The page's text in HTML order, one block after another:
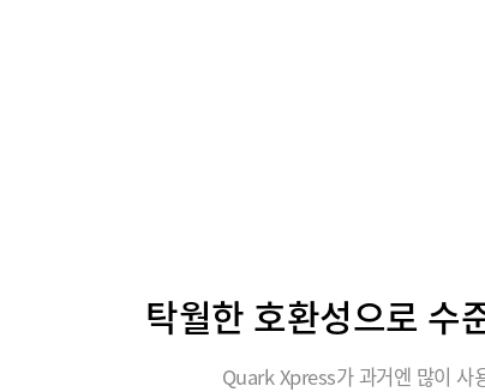
탁월한 호환성으로 수
Quark Xpress가 과거엔 많이 사